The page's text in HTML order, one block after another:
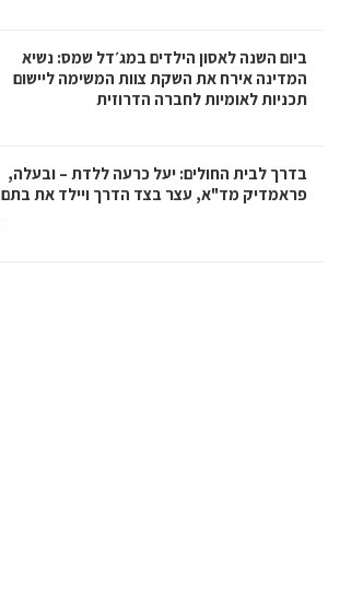
ביום השנה לאסון הילדים במג׳דל שמס: נשיא
המדינה אירח את השקת צוות המשימה ליישום
תכניות לאומיות לחברה הדרוזית
בדרך לבית החולים: יעל כרעה ללדת – ובעלה,
פראמדיק מד"א, עצר בצד הדרך ויילד את בתם